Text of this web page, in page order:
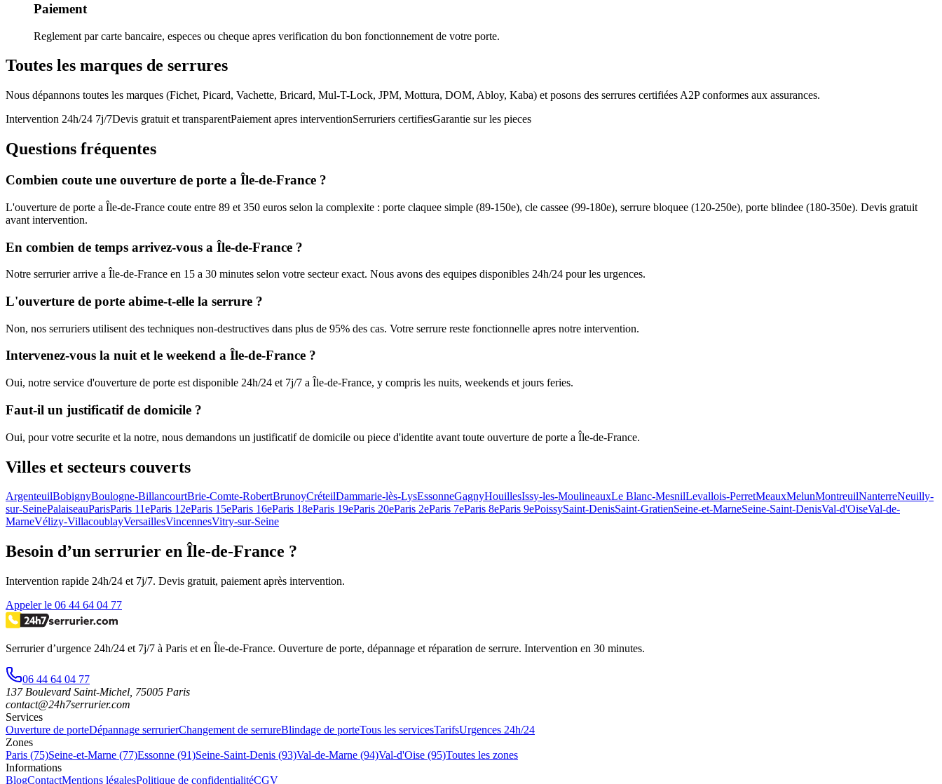
Paiement
Reglement par carte bancaire, especes ou cheque apres verification du bon fonctionnement de votre porte.
Toutes les marques de serrures
Nous dépannons toutes les marques (Fichet, Picard, Vachette, Bricard, Mul-T-Lock, JPM, Mottura, DOM, Abloy, Kaba) et posons des serrures certifiées A2P conformes aux assurances.
Intervention 24h/24 7j/7Devis gratuit et transparentPaiement apres interventionSerruriers certifiesGarantie sur les pieces
Questions fréquentes
Combien coute une ouverture de porte a Île-de-France ?
L'ouverture de porte a Île-de-France coute entre 89 et 350 euros selon la complexite : porte claquee simple (89-150e), cle cassee (99-180e), serrure bloquee (120-250e), porte blindee (180-350e). Devis gratuit
avant intervention.
En combien de temps arrivez-vous a Île-de-France ?
Notre serrurier arrive a Île-de-France en 15 a 30 minutes selon votre secteur exact. Nous avons des equipes disponibles 24h/24 pour les urgences.
L'ouverture de porte abime-t-elle la serrure ?
Non, nos serruriers utilisent des techniques non-destructives dans plus de 95% des cas. Votre serrure reste fonctionnelle apres notre intervention.
Intervenez-vous la nuit et le weekend a Île-de-France ?
Oui, notre service d'ouverture de porte est disponible 24h/24 et 7j/7 a Île-de-France, y compris les nuits, weekends et jours feries.
Faut-il un justificatif de domicile ?
Oui, pour votre securite et la notre, nous demandons un justificatif de domicile ou piece d'identite avant toute ouverture de porte a Île-de-France.
Villes et secteurs couverts
ArgenteuilBobignyBoulogne-BillancourtBrie-Comte-RobertBrunoyCréteilDammarie-lès-LysEssonneGagnyHouillesIssy-les-MoulineauxLe Blanc-MesnilLevallois-PerretMeauxMelunMontreuilNanterreNeuilly-
sur-SeinePalaiseauParisParis 11eParis 12eParis 15eParis 16eParis 18eParis 19eParis 20eParis 2eParis 7eParis 8eParis 9ePoissySaint-DenisSaint-GratienSeine-et-MarneSeine-Saint-DenisVal-d'OiseVal-de-
MarneVélizy-VillacoublayVersaillesVincennesVitry-sur-Seine
Besoin d’un serrurier en Île-de-France ?
Intervention rapide 24h/24 et 7j/7. Devis gratuit, paiement après intervention.
Appeler le 06 44 64 04 77
Serrurier d’urgence 24h/24 et 7j/7 à Paris et en Île-de-France. Ouverture de porte, dépannage et réparation de serrure. Intervention en 30 minutes.
06 44 64 04 77
137 Boulevard Saint-Michel 75005 Paris
contact@24h7serrurier.com
Services
Ouverture de porteDépannage serrurierChangement de serrureBlindage de porteTous les servicesTarifsUrgences 24h/24
Zones
Paris (75)Seine-et-Marne (77)Essonne (91)Seine-Saint-Denis (93)Val-de-Marne (94)Val-d'Oise (95)Toutes les zones
Informations
BlogContactMentions légalesPolitique de confidentialitéCGV